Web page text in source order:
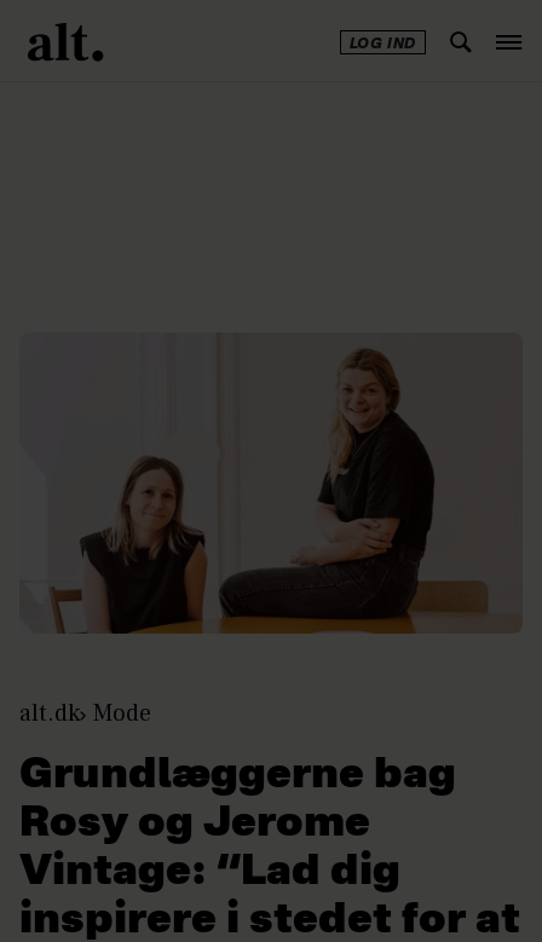
LOG IND
alt.dk Mode
Grundlæggerne bag
Rosy og Jerome
Vintage: “Lad dig
inspirere i stedet for at